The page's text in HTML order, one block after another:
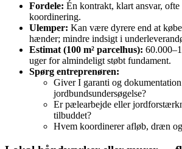
Fordele: Én kontrakt, klart ansvar,
koordinering.
Ulemper: Kan være dyrere end at
hænder; mindre indsigt i
Estimat (100 m² parcelhus):
uger for almindeligt støbt fundament.
Spørg entreprenøren:
Giver I garanti og
jordbundsundersøgelse?
Er pælearbejde eller
tilbuddet?
Hvem koordinerer afløb, dræn